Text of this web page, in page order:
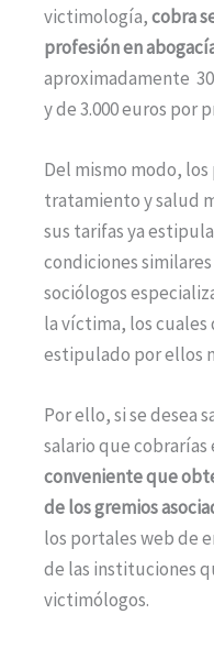
victimología,cobra
profesión en
aproximadamente
y de 3.000 euros por
Del mismo modo,
tratamiento y salud
sus tarifas ya
condiciones
sociólogos
la víctima, los cuales
estipulado por ellos
Por ello, si se desea
salario que
conveniente que
de los gremios
los portales web de
de las instituciones
victimólogos.